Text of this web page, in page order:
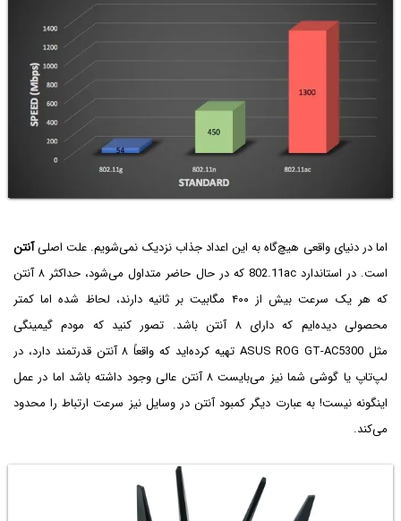
اما در دنیای واقعی هیچ‌گاه به این اعداد جذاب نزدیک نمی‌شویم. علت اصلیآنتن
است. در استاندارد 802.11ac که در حال حاضر متداول می‌شود، حداکثر ۸ آنتن
که هر یک سرعت بیش از ۴۰۰ مگابیت بر ثانیه دارند، لحاظ شده اما کمتر
محصولی دیده‌ایم که دارای ۸ آنتن باشد. تصور کنید که مودم گیمینگی
مثل ASUS ROG GT-AC5300 تهیه کرده‌اید که واقعاً ۸ آنتن قدرتمند دارد، در
لپ‌تاپ یا گوشی شما نیز می‌بایست ۸ آنتن عالی وجود داشته باشد اما در عمل
اینگونه نیست! به عبارت دیگر کمبود آنتن در وسایل نیز سرعت ارتباط را محدود
می‌کند.